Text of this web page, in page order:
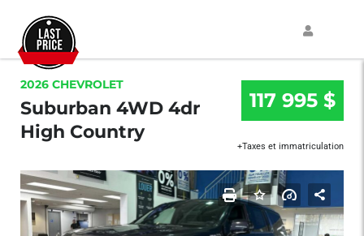
2026 CHEVROLET
Suburban 4WD 4dr
High Country
117 995 $
+Taxes et immatriculation